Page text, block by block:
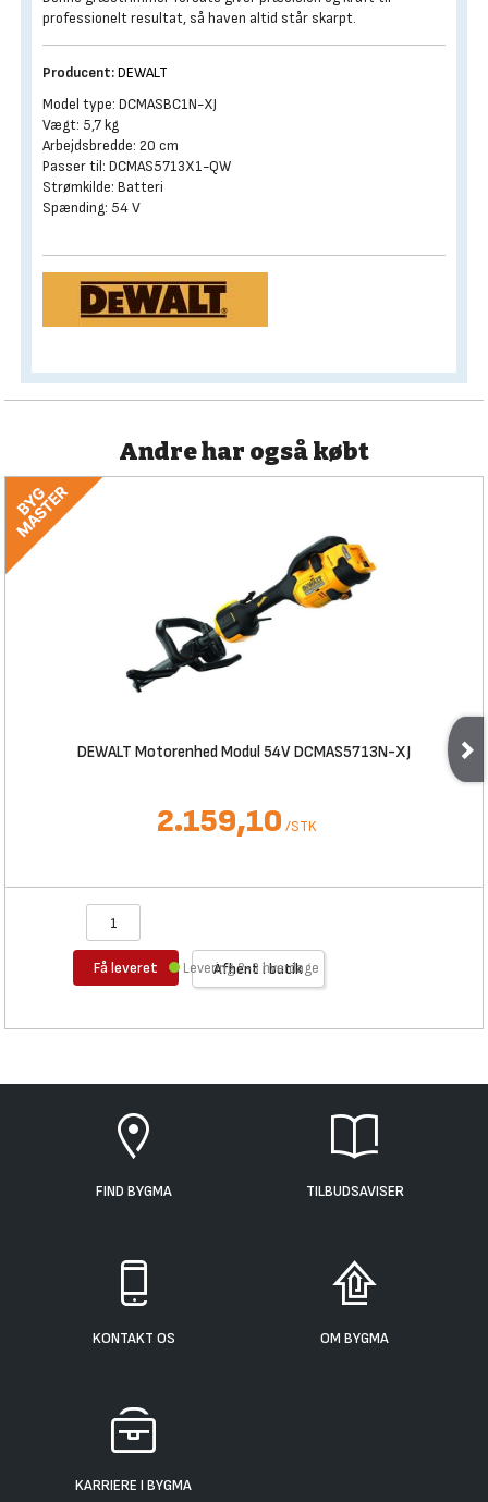
professionelt resultat, så haven altid står skarpt.
Producent:DEWALT
Model type: DCMASBC1N-XJ
Vægt: 5,7 kg
Arbejdsbredde: 20 cm
Passer til: DCMAS5713X1-QW
Strømkilde: Batteri
Spænding: 54 V
Andre har også købt
DEWALT Motorenhed Modul 54V DCMAS5713N-XJ
2.159,10 /STK
Få leveret Afhent i butik
Levering 2-3 hverdage
FIND BYGMA TILBUDSAVISER
KONTAKT OS OM BYGMA
KARRIERE I BYGMA